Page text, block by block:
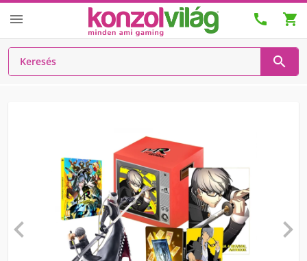
  

 